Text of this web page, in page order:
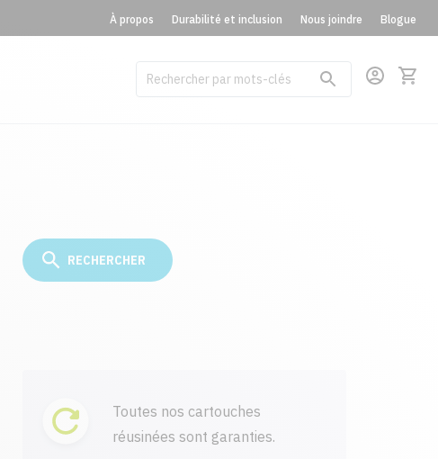
À propos Durabilité et inclusion Nous joindre Blogue
Toutes nos cartouches
réusinées sont garanties.